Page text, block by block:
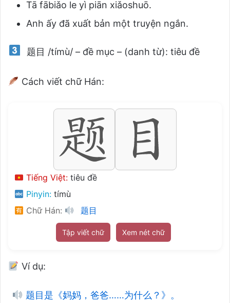
Tā fābiǎo le yì piān xiǎoshuō.
Anh ấy đã xuất bản một truyện ngắn.
题目 /tímù/ – đề mục – (danh từ): tiêu đề
Cách viết chữ Hán:
Tiếng Việt: tiêu đề
Pinyin: tímù
Chữ Hán:
题目
Tập viết chữ Xem nét chữ
Ví dụ:
题目是《妈妈，爸爸……为什么？》。